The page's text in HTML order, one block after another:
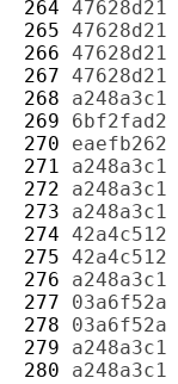
264 47628d21
265 47628d21
266 47628d21
267 47628d21
268 a248a3c1
269 6bf2fad2
270 eaefb262
271 a248a3c1
272 a248a3c1
273 a248a3c1
274 42a4c512
275 42a4c512
276 a248a3c1
277 03a6f52a
278 03a6f52a
279 a248a3c1
280 a248a3c1